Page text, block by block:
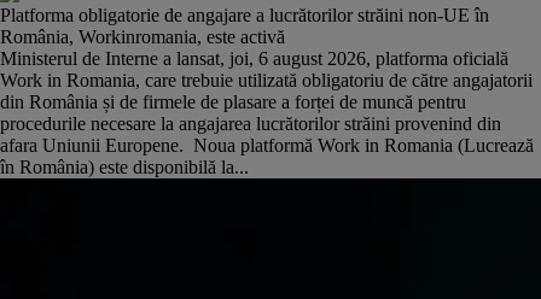
Platforma obligatorie de angajare a lucrătorilor străini non-UE în
România, Workinromania, este activă
Ministerul de Interne a lansat, joi, 6 august 2026, platforma oficială
Work in Romania, care trebuie utilizată obligatoriu de către angajatorii
din România și de firmele de plasare a forței de muncă pentru
procedurile necesare la angajarea lucrătorilor străini provenind din
afara Uniunii Europene. Noua platformă Work in Romania (Lucrează
în România) este disponibilă la...